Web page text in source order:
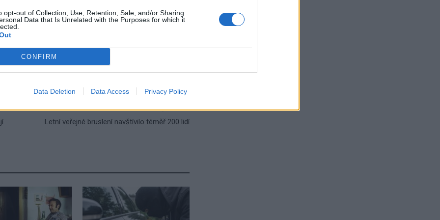
opt-out of Collection, Use, Retention, Sale, and/or Sharing
Data that Is Unrelated with the Purposes for which it
CONFIRM
Data Deletion Data Access Privacy Policy
podvod
Následující článek
Letní veřejné bruslení navštívilo téměř 200 lidí